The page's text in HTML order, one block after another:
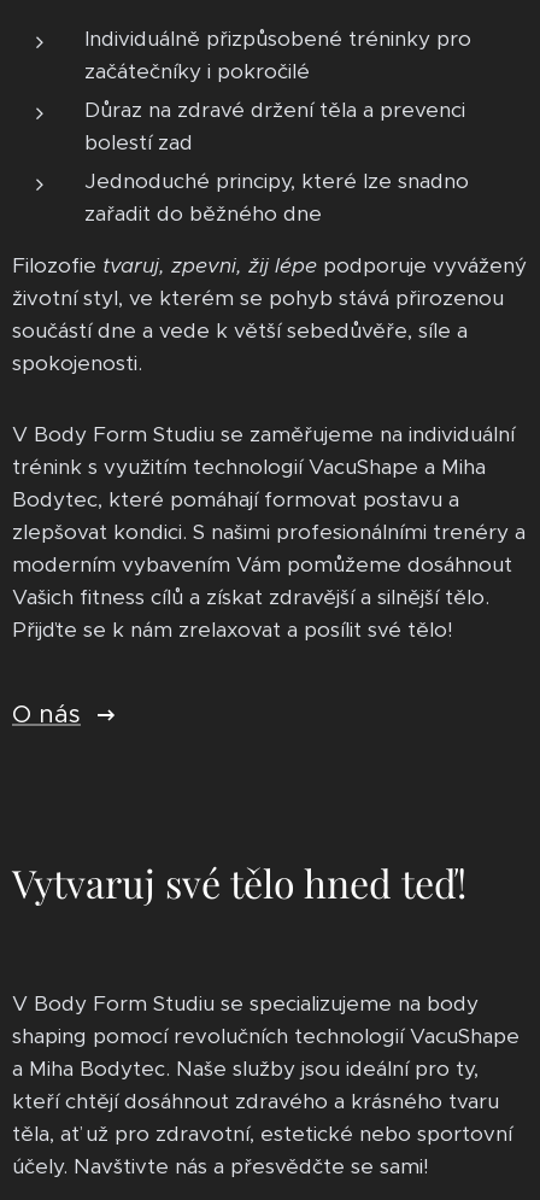
Individuálně přizpůsobené tréninky pro
začátečníky i pokročilé
Důraz na zdravé držení těla a prevenci
bolestí zad
Jednoduché principy, které lze snadno
zařadit do běžného dne
Filozofie tvaruj, zpevni, žij lépe podporuje vyvážený
životní styl, ve kterém se pohyb stává přirozenou
součástí dne a vede k větší sebedůvěře, síle a
spokojenosti.
V Body Form Studiu se zaměřujeme na individuální
trénink s využitím technologií VacuShape a Miha
Bodytec, které pomáhají formovat postavu a
zlepšovat kondici. S našimi profesionálními trenéry a
moderním vybavením Vám pomůžeme dosáhnout
Vašich fitness cílů a získat zdravější a silnější tělo.
Přijďte se k nám zrelaxovat a posílit své tělo!
O nás
Vytvaruj své tělo hned teď!
V Body Form Studiu se specializujeme na body
shaping pomocí revolučních technologií VacuShape
a Miha Bodytec. Naše služby jsou ideální pro ty,
kteří chtějí dosáhnout zdravého a krásného tvaru
těla, ať už pro zdravotní, estetické nebo sportovní
účely. Navštivte nás a přesvědčte se sami!